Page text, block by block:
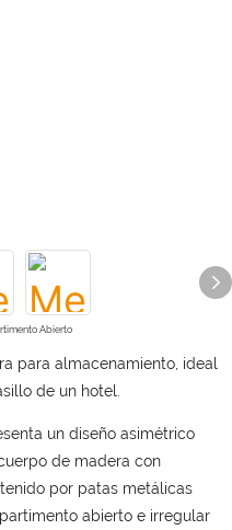
Abierto
para almacenamiento, ideal
de un hotel.
un diseño asimétrico
de madera con
por patas metálicas
abierto e irregular